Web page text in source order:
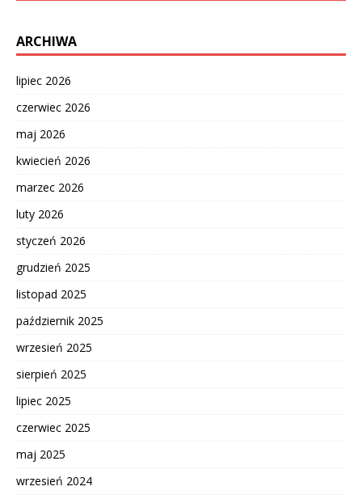
ARCHIWA
lipiec 2026
czerwiec 2026
maj 2026
kwiecień 2026
marzec 2026
luty 2026
styczeń 2026
grudzień 2025
listopad 2025
październik 2025
wrzesień 2025
sierpień 2025
lipiec 2025
czerwiec 2025
maj 2025
wrzesień 2024